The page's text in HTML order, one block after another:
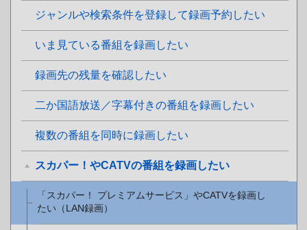
ジャンルや検索条件を登録して録画予約したい
いま見ている番組を録画したい
録画先の残量を確認したい
二か国語放送／字幕付きの番組を録画したい
複数の番組を同時に録画したい
スカパー！やCATVの番組を録画したい
「スカパー！ プレミアムサービス」やCATVを録画し
たい（LAN録画）